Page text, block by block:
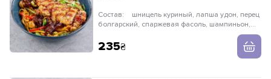
Состав:
болгарский, спаржевая фасоль, шампиньон,
гриб древесный, лук порей, соус терияки, соус
тонкацу, лук зеленый, кунжут
235